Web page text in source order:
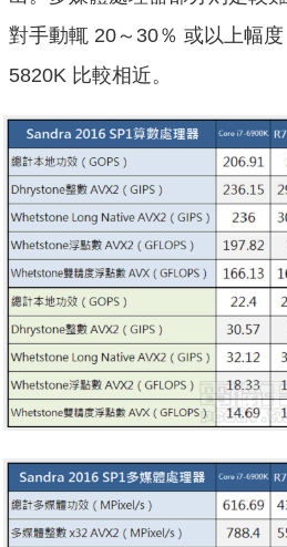
對手動輒 20～30％ 或以上幅
5820K 比較相近。